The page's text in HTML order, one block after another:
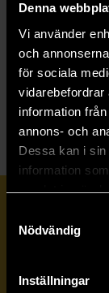
Denna
Vi använder
och
för sociala
vidarebefordrar
information
annons- och
Dessa kan i
information
samlat in när
Nödvändig
Inställningar
Corpse Bride
649 kr
Beställ